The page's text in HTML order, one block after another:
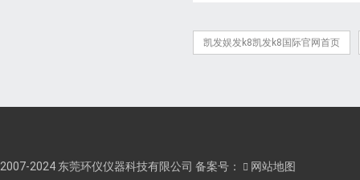
凯发娱发k8凯发k8国际官网首页
2007-2024 东莞环仪仪器科技有限公司 备案号： 网站地图